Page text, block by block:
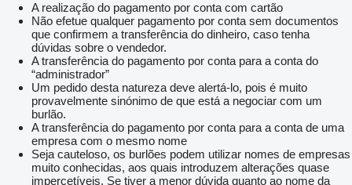
A realização do pagamento por conta com cartão
Não efetue qualquer pagamento por conta sem documentos
que confirmem a transferência do dinheiro, caso tenha
dúvidas sobre o vendedor.
A transferência do pagamento por conta para a conta do
“administrador”
Um pedido desta natureza deve alertá-lo, pois é muito
provavelmente sinónimo de que está a negociar com um
burlão.
A transferência do pagamento por conta para a conta de uma
empresa com o mesmo nome
Seja cauteloso, os burlões podem utilizar nomes de empresas
muito conhecidas, aos quais introduzem alterações quase
impercetíveis. Se tiver a menor dúvida quanto ao nome da